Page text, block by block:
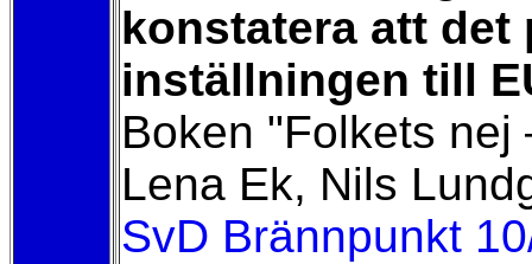
konstatera att det
inställningen till
Boken "Folkets
Lena Ek, Nils
SvD Brännpunkt